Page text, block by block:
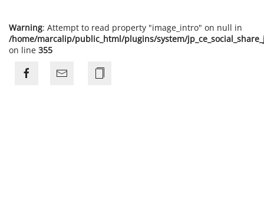
Warning: Attempt to read property "image_intro" on null in
/home/marcalip/public_html/plugins/system/
on line 355